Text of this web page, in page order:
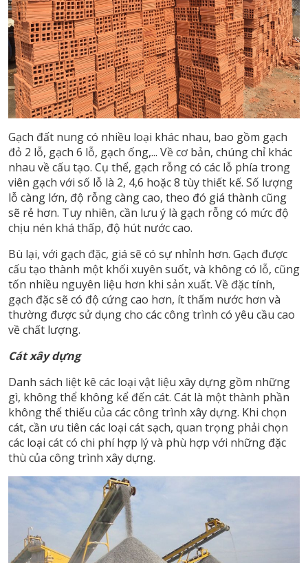
Gạch đất nung có nhiều loại khác nhau, bao gồm gạch
đỏ 2 lỗ, gạch 6 lỗ, gạch ống,... Về cơ bản, chúng chỉ khác
nhau về cấu tạo. Cụ thể, gạch rỗng có các lỗ phía trong
viên gạch với số lỗ là 2, 4,6 hoặc 8 tùy thiết kế. Số lượng
lỗ càng lớn, độ rỗng càng cao, theo đó giá thành cũng
sẽ rẻ hơn. Tuy nhiên, cần lưu ý là gạch rỗng có mức độ
chịu nén khá thấp, độ hút nước cao.
Bù lại, với gạch đặc, giá sẽ có sự nhỉnh hơn. Gạch được
cấu tạo thành một khối xuyên suốt, và không có lỗ, cũng
tốn nhiều nguyên liệu hơn khi sản xuất. Về đặc tính,
gạch đặc sẽ có độ cứng cao hơn, ít thấm nước hơn và
thường được sử dụng cho các công trình có yêu cầu cao
về chất lượng.
Cát xây dựng
Danh sách liệt kê các loại vật liệu xây dựng gồm những
gì, không thể không kể đến cát. Cát là một thành phần
không thể thiếu của các công trình xây dựng. Khi chọn
cát, cần ưu tiên các loại cát sạch, quan trọng phải chọn
các loại cát có chi phí hợp lý và phù hợp với những đặc
thù của công trình xây dựng.